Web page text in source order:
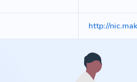
http://